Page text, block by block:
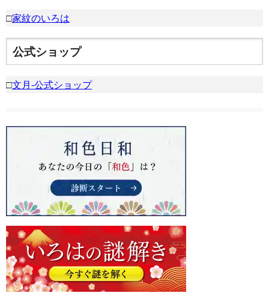
□家紋のいろは
公式ショップ
□文月-公式ショップ